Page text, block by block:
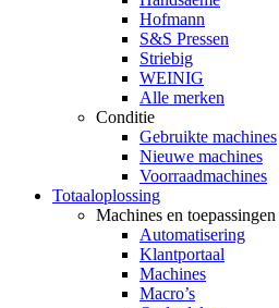
Hofmann
S&S Pressen
Striebig
WEINIG
Alle merken
Conditie
Gebruikte machines
Nieuwe machines
Voorraadmachines
Totaaloplossing
Machines en toepassingen
Automatisering
Klantportaal
Machines
Macro’s